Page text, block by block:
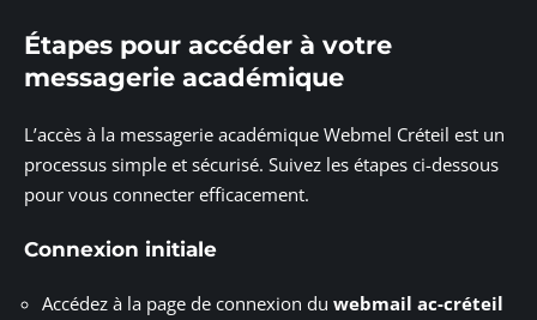
Étapes pour accéder à votre
messagerie académique
L’accès à la messagerie académique Webmel Créteil est un
processus simple et sécurisé. Suivez les étapes ci-dessous
pour vous connecter efficacement.
Connexion initiale
Accédez à la page de connexion du webmail ac-créteil